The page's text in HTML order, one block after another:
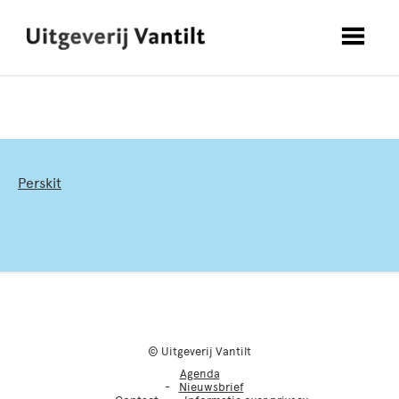
Perskit
© Uitgeverij Vantilt
Agenda
Nieuwsbrief